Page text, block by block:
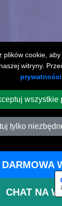
plików cookie,
witryny.
prywatności
wszystkie
tylko
Z /
terenie całej
DARMOWA
CHAT NA